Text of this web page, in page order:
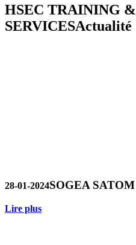
HSEC TRAINING &
SERVICESActualité
28-01-2024SOGEA SATOM
Lire plus